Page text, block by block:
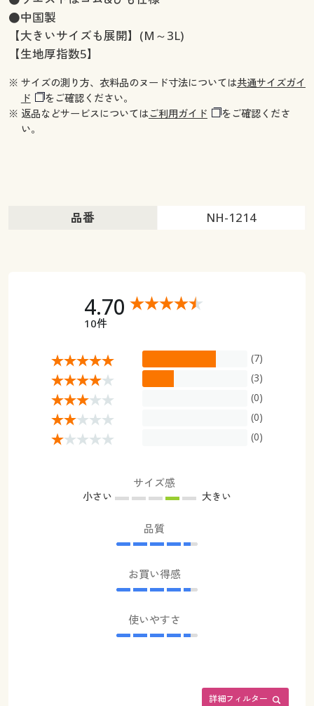
●中国製
【大きいサイズも展開】(M～3L)
【生地厚指数5】
※ サイズの測り方、衣料品のヌード寸法については共通サイズガイ
ド
をご確認ください。
※ 返品などサービスについてはご利用ガイド
をご確認くださ
い。
品番 NH-1214
4.70
10件
(7)
(3)
(0)
(0)
(0)
サイズ感
小さい 大きい
品質
お買い得感
使いやすさ
詳細フィルター